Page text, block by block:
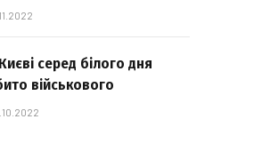
серед білого дня
військового